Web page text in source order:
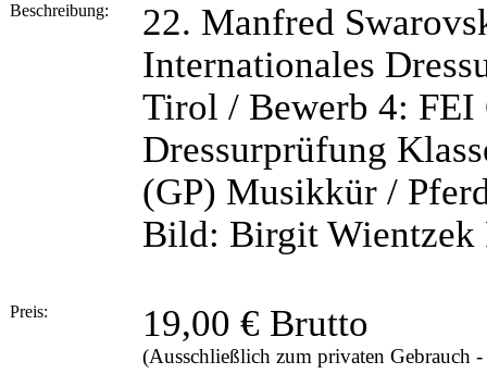
Beschreibung:
22. Manfred
Internationales
Tirol / Bewerb 4: FEI
Dressurprüfung
(GP) Musikkür /
Bild: Birgit Wientzek
Preis: 19,00 € Brutto
(Ausschließlich zum privaten Gebrauch